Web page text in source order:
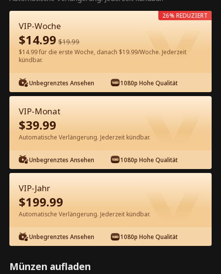
weiterzusehen.
60Jetzt entsperren
Kostenlos in der App ansehen
Episode 42 - Mein Wachmann-Vater
ist reich Kompletter Film
1-50 51-80
42 43 45 46
VIP-Woche
$14.99 $19.99
$14.99 für die erste Woche, danach $19.99/Woche. Jederzeit
kündbar.
Unbegrenztes Ansehen 1080p Hohe Qualität
26% REDUZIERT
VIP-Monat
$39.99
Automatische Verlängerung. Jederzeit kündbar.
Unbegrenztes Ansehen 1080p Hohe Qualität
VIP-Jahr
$199.99
Automatische Verlängerung. Jederzeit kündbar.
Unbegrenztes Ansehen 1080p Hohe Qualität
Münzen aufladen